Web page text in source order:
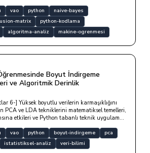
vao python
naive-bayes
matrix
python-kodlama
algoritma-analiz makine-ogrenmesi
Boyut İndirgeme
ve Algoritmik Derinlik
6-] Yüksek boyutlu verilerin karmaşıklığını
PCA ve LDA tekniklerini matematiksel temelleri,
etkileri ve Python tabanlı teknik uygulama
vao python boyut-indirgeme
pca
istatistiksel-analiz
veri-bilimi